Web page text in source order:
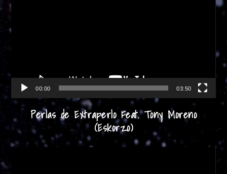
vídeo
00:00 03:50
Perlas de Extraperlo Feat. Tony Moreno
(Eskorzo)
de